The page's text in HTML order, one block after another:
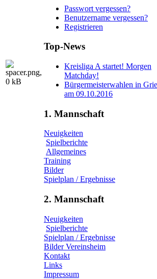
Passwort vergessen?
Benutzername vergessen?
Registrieren
Top-News
Kreisliga A startet! Morgen
Matchday!
Bürgermeisterwahlen in
am 09.10.2016
1. Mannschaft
Neuigkeiten
Spielberichte
Allgemeines
Training
Bilder
Spielplan / Ergebnisse
2. Mannschaft
Neuigkeiten
Spielberichte
Spielplan / Ergebnisse
Bilder Vereinsheim
Kontakt
Links
Impressum